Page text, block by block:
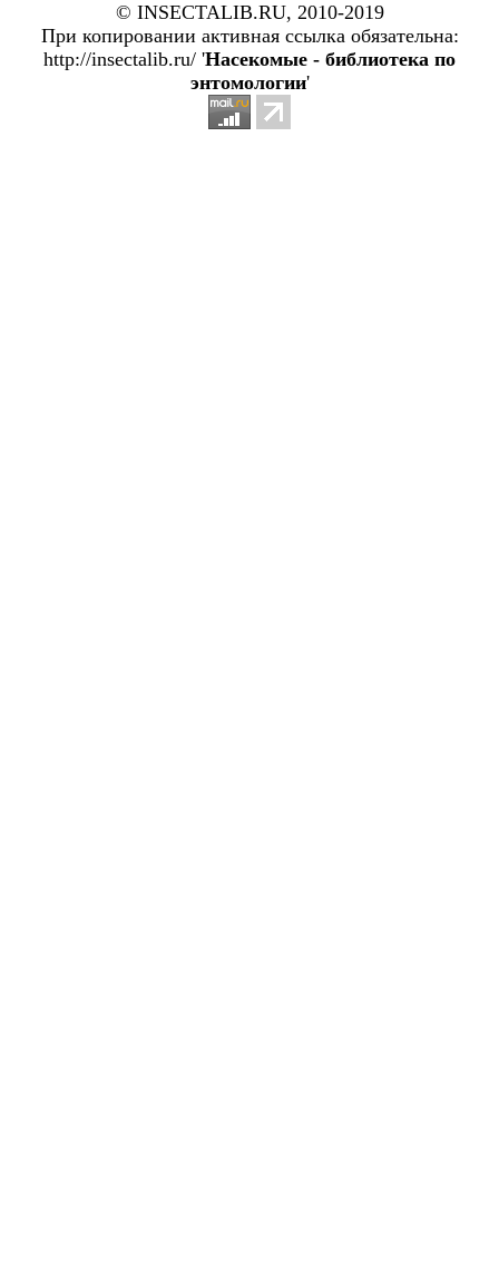
© INSECTALIB.RU, 2010-2019
При копировании активная ссылка обязательна:
http://insectalib.ru/ 'Насекомые - библиотека по
энтомологии'